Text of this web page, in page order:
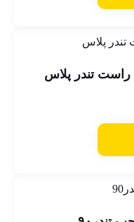
راست تندر پلاس